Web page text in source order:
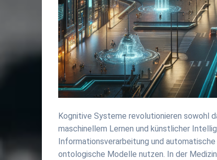
Kognitive Systeme revolutionieren sowohl
maschinellem Lernen und künstlicher
Informationsverarbeitung und
ontologische Modelle nutzen. In der